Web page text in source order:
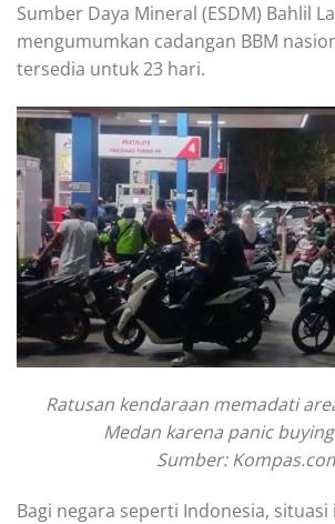
Sumber Daya Mineral (ESDM) Bahlil
mengumumkan cadangan BBM
tersedia untuk 23 hari.
Ratusan kendaraan memadati
Medan karena panic
Sumber:
Bagi negara seperti Indonesia,